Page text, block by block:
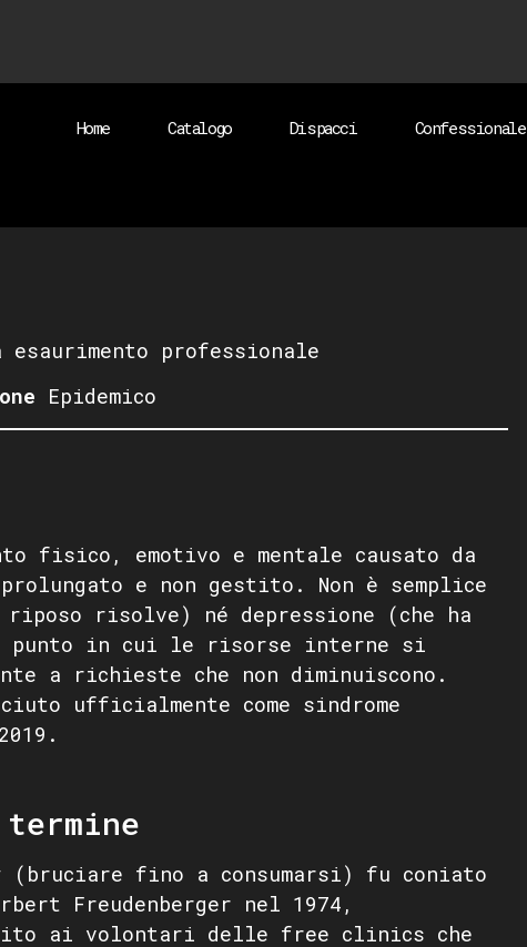
Home Catalogo Dispacci Confessionale
esaurimento professionale
Epidemico
fisico, emotivo e mentale causato da
e non gestito. Non è semplice
risolve) né depressione (che ha
in cui le risorse interne si
a richieste che non diminuiscono.
ufficialmente come sindrome
(bruciare fino a consumarsi) fu coniato
Freudenberger nel 1974,
ai volontari delle free clinics che